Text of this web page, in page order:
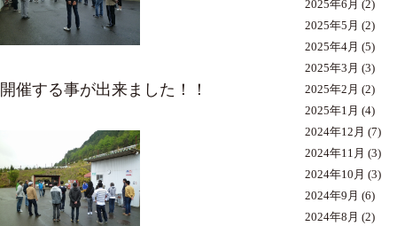
開催する事が出来ました！！
2025年6月 (2)
2025年5月 (2)
2025年4月 (5)
2025年3月 (3)
2025年2月 (2)
2025年1月 (4)
2024年12月 (7)
2024年11月 (3)
2024年10月 (3)
2024年9月 (6)
2024年8月 (2)